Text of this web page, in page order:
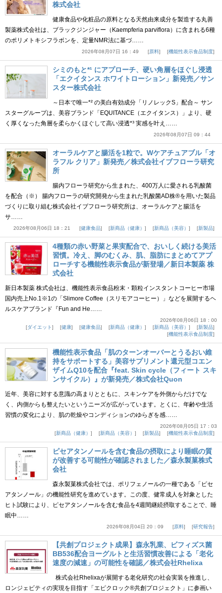
株式会社
健康食品や化粧品の原料となる天然由来成分を製造する丸善
製薬株式会社は、ブラックジンジャー（Kaempferia parviflora）に含まれる6種
のポリメトキシフラボンを、定量NMR法に基づ……
2026年08月07日 16：49 原料 機能性表示食品制度
シミのもと*¹ にアプローチ、硬い角層をほぐし浸透
「エクイタンス ホワイトローション」新発売／サン
スター株式会社
～日本で唯一*² の美白有効成分「リノレックS」配合～ サン
スターグループは、美容ブランド「EQUITANCE（エクイタンス）」より、硬
く厚くなった角層を柔らかくほぐして高い浸透*³ 実感を叶え……
2026年08月07日 09：44
オーラルケアと腸活を1粒で。Wケアチュアブル「オ
ラフル クリア」新発売／株式会社イブフローラ研究
所
腸内フローラ研究から生まれた、400万人に愛される乳酸菌
を配合（※） 腸内フローラの研究開発から生まれた乳酸菌AD株®を用いた製品
づくりに取り組む株式会社イブフローラ研究所は、オーラルケアと腸活を
サ……
2026年08月06日 18：21 健康食品 新商品（健康） 新商品（美容） 新製品
4種類の赤い野菜と果実配合で、おいしく続ける美活
習慣。冷え、脚のむくみ、肌、脂肪にまとめてアプ
ローチする機能性表示食品が新登場／新日本製薬 株
式会社
新日本製薬 株式会社は、機能性表示食品粉末・顆粒インスタントコーヒー市場
国内売上No.1※1の「Slimore Coffee（スリモアコーヒー）」などを展開するヘ
ルスケアブランド『Fun and He……
2026年08月06日 18：00
ダイエット
健康 健康食品 新商品（健康） 新商品（美容）
新製品
機能性表示食品制度
機能性表示食品「肌のターンオーバーとうるおい維
持をサポートする」美容サプリメント還元型コエン
ザイムQ10を配合『feat. Skin cycle（フィート スキ
ンサイクル）』が新発売／株式会社Quon
近年、美容に対する意識の高まりとともに、スキンケアを外側からだけでな
く、内側からも整えたいというニーズが広がっています。とくに、年齢や生活
習慣の変化により、肌の乾燥やコンディションのゆらぎを感……
2026年08月05日 17：03
新商品（健康）
新商品（美容） 新製品 機能性表示食品制度
ピセアタンノールを含む食品の摂取により睡眠の質
が改善する可能性が確認されました／森永製菓株式
会社
森永製菓株式会社では、ポリフェノールの一種である「ピセ
アタンノール」の機能性研究を進めています。この度、健常成人を対象とした
ヒト試験により、ピセアタンノールを含む食品を4週間継続摂取することで、睡
眠中……
2026年08月04日 20：09 原料 研究報告
【共創プロジェクト成果】森永乳業、ビフィズス菌
BB536配合ヨーグルトと生活習慣改善による「老化
速度の減速」の可能性を確認／株式会社Rhelixa
株式会社Rhelixaが展開する老化研究の社会実装を推進し、
ロンジェビティの実現を目指す「エピクロック®共創プロジェクト」に参画い